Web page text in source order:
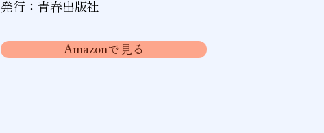
発行：青春出版社
Amazonで見る